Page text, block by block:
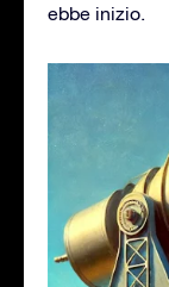
ebbe inizio.